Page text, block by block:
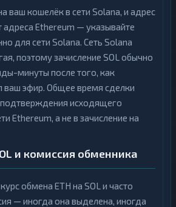
ваш кошелёк в сети Solana, и адрес
адреса Ethereum — указывайте
для сети Solana. Сеть Solana
поэтому зачисление SOL обычно
минуты после того, как
ваш эфир. Общее время сделки
исходящего
Ethereum, а не в зачисление на
и комиссия обменника
обмена ETH на SOL и часто
— иногда она выделена, иногда